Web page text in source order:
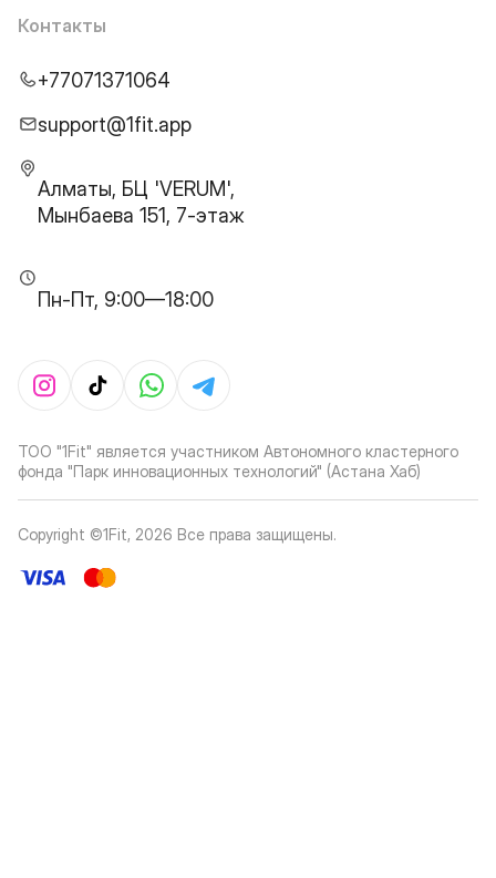
Контакты
+77071371064
support@1fit.app
Алматы, БЦ 'VERUM',
Мынбаева 151, 7-этаж
Пн-Пт, 9:00—18:00
ТОО "1Fit" является участником Автономного кластерного
фонда "Парк инновационных технологий" (Астана Хаб)
Copyright ©1Fit, 2026 Все права защищены.